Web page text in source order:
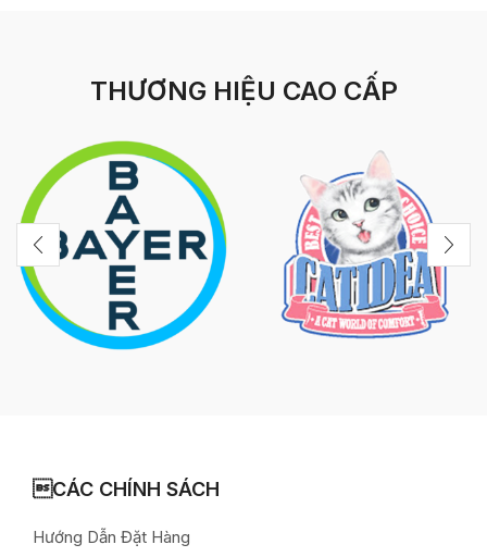
THƯƠNG HIỆU CAO CẤP
CÁC CHÍNH SÁCH
Hướng Dẫn Đặt Hàng